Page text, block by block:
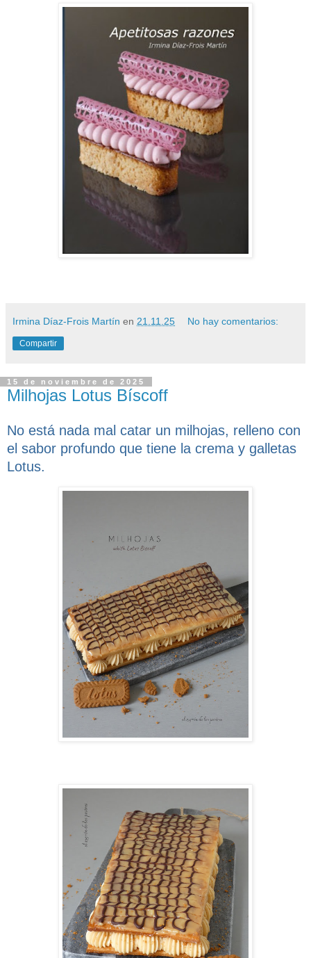
Irmina Díaz-Frois Martín en 21.11.25 No hay comentarios:
Compartir
15 de noviembre de 2025
Milhojas Lotus Bíscoff
No está nada mal catar un milhojas, relleno con
el sabor profundo que tiene la crema y galletas
Lotus.